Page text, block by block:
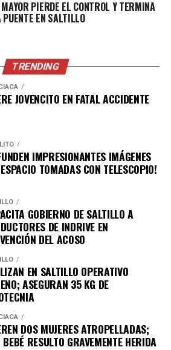
PIERDE EL CONTROL Y TERMINA
PUENTE EN SALTILLO
TRENDING
JOVENCITO EN FATAL ACCIDENTE
IMPRESIONANTES IMÁGENES
TOMADAS CON TELESCOPIO!
GOBIERNO DE SALTILLO A
DE INDRIVE EN
DEL ACOSO
EN SALTILLO OPERATIVO
ASEGURAN 35 KG DE
DOS MUJERES ATROPELLADAS;
RESULTO GRAVEMENTE HERIDA